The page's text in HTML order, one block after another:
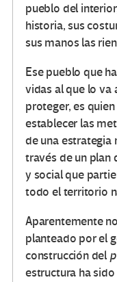
pueblo del
historia, sus
sus manos las
Ese pueblo que
vidas al que lo va
proteger, es
establecer las
de una estrategia
través de un plan
y social que
todo el territorio
Aparentemente
planteado por el
construcción del
estructura ha